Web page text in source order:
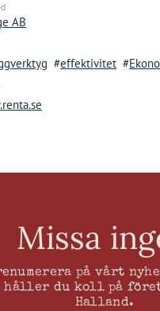
AB
effektivitet
Missa
på vårt
håller du koll på
Halland.